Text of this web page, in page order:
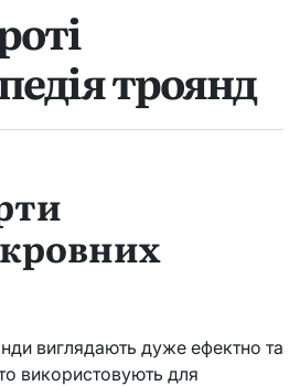
троянд
виглядають дуже ефектно та
використовують для